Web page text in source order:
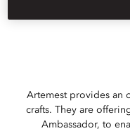
Artemest provides an
crafts. They are
Ambassador, to